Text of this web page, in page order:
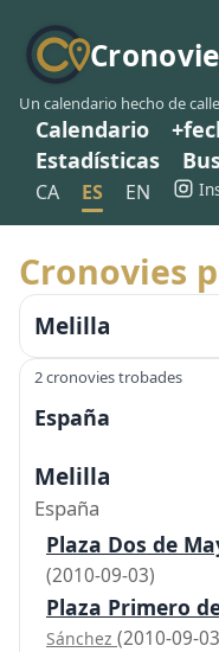
Un calendario hecho de
Calendario
Estadísticas
CA ES EN
Cronovies
Melilla
2 cronovies trobades
España
Melilla
España
Plaza Dos de
(2010-09-03)
Plaza Primero
Sánchez (2010-09-